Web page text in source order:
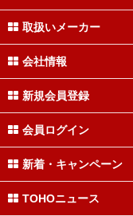
取扱いメーカー
会社情報
新規会員登録
会員ログイン
新着・キャンペーン
TOHOニュース